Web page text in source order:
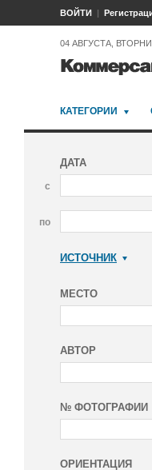
ВОЙТИ
04 АВГУСТА,
КАТЕГОРИИ
ДАТА
с
по
ИСТОЧНИК
МЕСТО
АВТОР
№ ФОТОГРАФИИ
ОРИЕНТАЦИЯ